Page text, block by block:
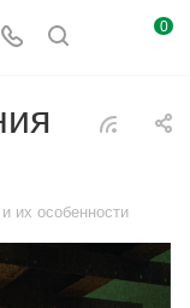
0
их особенности